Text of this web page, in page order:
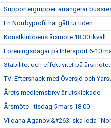
Supportergruppen arrangerar
En Norrbyprofil har gått ur tiden
Konstklubbens årsmöte 18:30 ikväll
Föreningsdagar på Intersport 6-10
Stabilitet och effektivitet på årsmötet
TV: Eftersnack med Översjö och
Årets medlemsbrev är utskickade
Årsmöte - tisdag 5 mars 18:00
Vildana Aganovi&#263; ska leda